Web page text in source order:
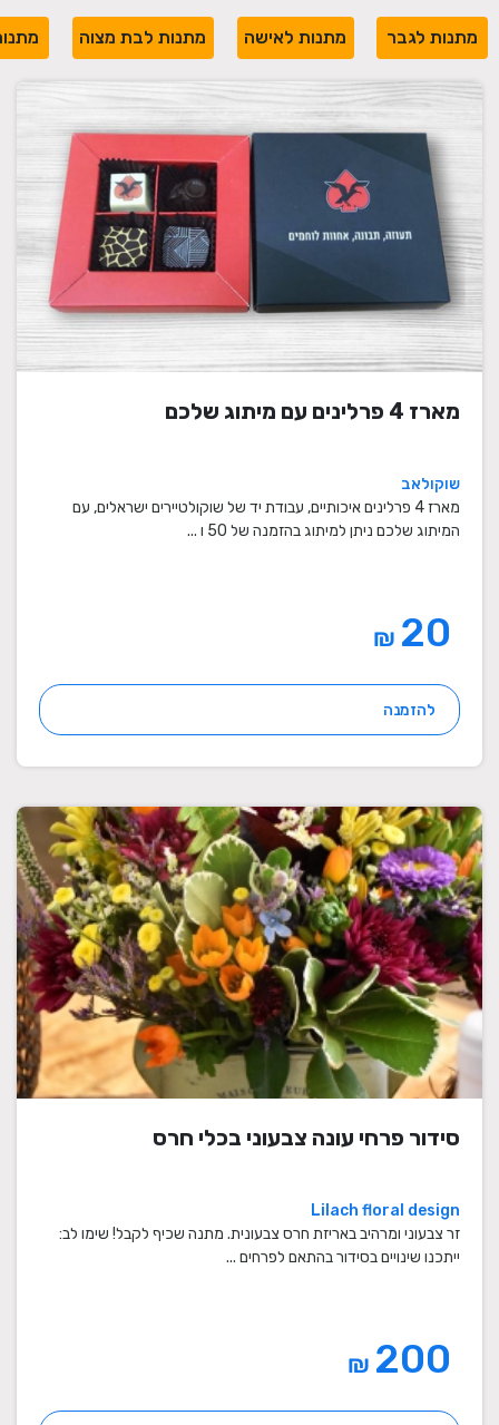
מתנות לגבר מתנות לאישה מתנות לבת מצוה
מארז 4 פרלינים עם מיתוג שלכם
שוקולאב
מארז 4 פרלינים איכותיים, עבודת יד של שוקולטיירים ישראלים, עם
המיתוג שלכם ניתן למיתוג בהזמנה של 50 ו ...
₪
להזמנה
סידור פרחי עונה צבעוני בכלי חרס
Lilach floral design
זר צבעוני ומרהיב באריזת חרס צבעונית. מתנה שכיף לקבל! שימו לב:
ייתכנו שינויים בסידור בהתאם לפרחים ...
₪